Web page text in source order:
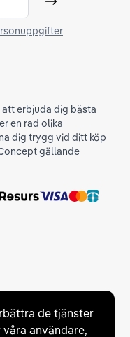
de tjänster
användare,
Skicka
erbjuda dig bästa
en rad olika
dig trygg vid ditt köp
gällande